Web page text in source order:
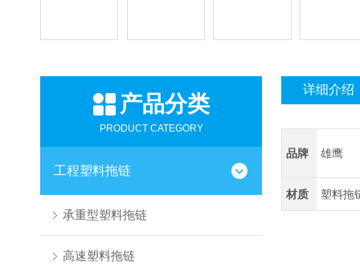
产品分类
PRODUCT CATEGORY
工程塑料拖链
承重型塑料拖链
高速塑料拖链
详细介绍
品牌 雄鹰
材质 塑料拖